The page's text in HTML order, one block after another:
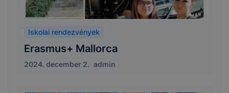
Iskolai rendezvények
Erasmus+ Mallorca
2024. december 2. admin